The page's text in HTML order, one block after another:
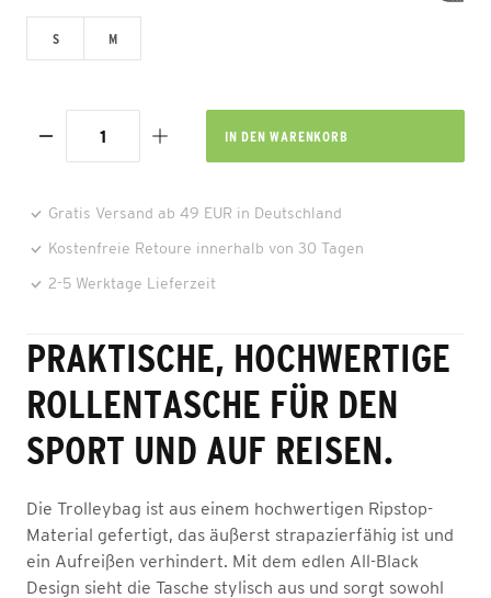
S M
IN DEN WARENKORB
Gratis Versand ab 49 EUR in Deutschland
Kostenfreie Retoure innerhalb von 30 Tagen
2-5 Werktage Lieferzeit
PRAKTISCHE, HOCHWERTIGE
ROLLENTASCHE FÜR DEN
SPORT UND AUF REISEN.
Die Trolleybag ist aus einem hochwertigen Ripstop-
Material gefertigt, das äußerst strapazierfähig ist und
ein Aufreißen verhindert. Mit dem edlen All-Black
Design sieht die Tasche stylisch aus und sorgt sowohl